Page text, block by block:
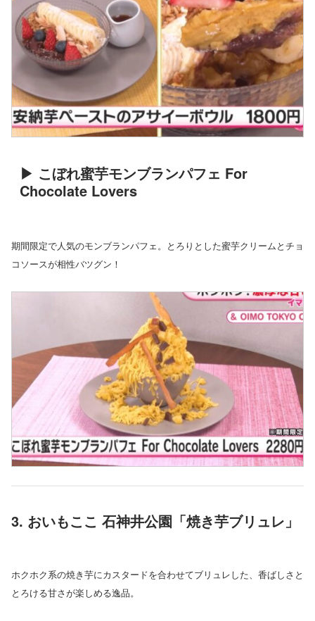
▶ こぼれ蜜芋モンブランパフェ For
Chocolate Lovers
期間限定で人気のモンブランパフェ。とろりとした蜜芋クリームとチョ
コソースが相性バツグン！
3. おいもここ 石神井公園「焼き芋ブリュレ」
ホクホク系の焼き芋にカスタードを合わせてブリュレした、香ばしさと
とろける甘さが楽しめる逸品。